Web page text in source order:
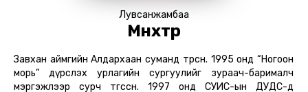
Лувсанжамбаа
Мөнхтөр
Завхан аймгийн Алдархаан суманд төрсөн. 1995 онд “Ногоон
морь” дүрслэх урлагийн сургуулийг зураач-барималч
мэргэжлээр сурч төгссөн. 1997 онд СУИС-ын ДУДС-д